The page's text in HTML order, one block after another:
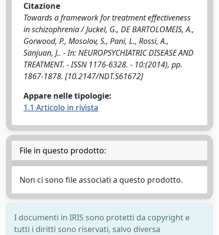
Citazione
Towards a framework for treatment effectiveness
in schizophrenia / Juckel, G., DE BARTOLOMEIS, A.,
Gorwood, P., Mosolov, S., Pani, L., Rossi, A.,
Sanjuan, J.. - In: NEUROPSYCHIATRIC DISEASE AND
TREATMENT. - ISSN 1176-6328. - 10:(2014), pp.
1867-1878. [10.2147/NDT.S61672]
Appare nelle tipologie:
1.1 Articolo in rivista
File in questo prodotto:
Non ci sono file associati a questo prodotto.
I documenti in IRIS sono protetti da copyright e
tutti i diritti sono riservati, salvo diversa